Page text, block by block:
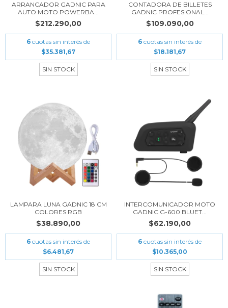
ARRANCADOR GADNIC PARA
AUTO MOTO POWERBA...
$212.290,00
6 cuotas sin interés de
$35.381,67
SIN STOCK
CONTADORA DE BILLETES
GADNIC PROFESIONAL...
$109.090,00
6 cuotas sin interés de
$18.181,67
SIN STOCK
LAMPARA LUNA GADNIC 18 CM
COLORES RGB
$38.890,00
6 cuotas sin interés de
$6.481,67
SIN STOCK
INTERCOMUNICADOR MOTO
GADNIC G-600 BLUET...
$62.190,00
6 cuotas sin interés de
$10.365,00
SIN STOCK